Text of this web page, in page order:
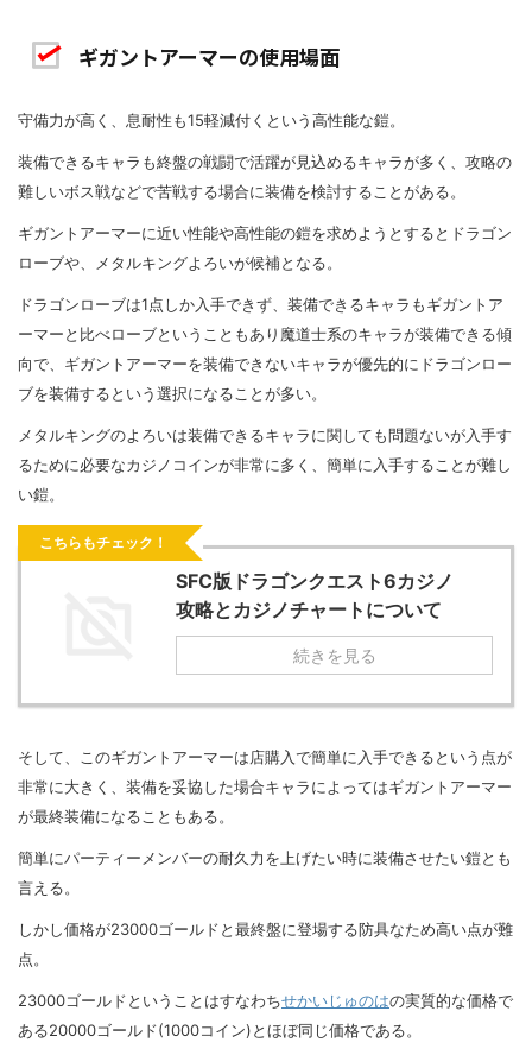
ギガントアーマーの使用場面
守備力が高く、息耐性も15軽減付くという高性能な鎧。
装備できるキャラも終盤の戦闘で活躍が見込めるキャラが多く、攻略の
難しいボス戦などで苦戦する場合に装備を検討することがある。
ギガントアーマーに近い性能や高性能の鎧を求めようとするとドラゴン
ローブや、メタルキングよろいが候補となる。
ドラゴンローブは1点しか入手できず、装備できるキャラもギガントア
ーマーと比べローブということもあり魔道士系のキャラが装備できる傾
向で、ギガントアーマーを装備できないキャラが優先的にドラゴンロー
ブを装備するという選択になることが多い。
メタルキングのよろいは装備できるキャラに関しても問題ないが入手す
るために必要なカジノコインが非常に多く、簡単に入手することが難し
い鎧。
こちらもチェック！
SFC版ドラゴンクエスト6カジノ
攻略とカジノチャートについて
続きを見る
そして、このギガントアーマーは店購入で簡単に入手できるという点が
非常に大きく、装備を妥協した場合キャラによってはギガントアーマー
が最終装備になることもある。
簡単にパーティーメンバーの耐久力を上げたい時に装備させたい鎧とも
言える。
しかし価格が23000ゴールドと最終盤に登場する防具なため高い点が難
点。
23000ゴールドということはすなわちせかいじゅのはの実質的な価格で
ある20000ゴールド(1000コイン)とほぼ同じ価格である。